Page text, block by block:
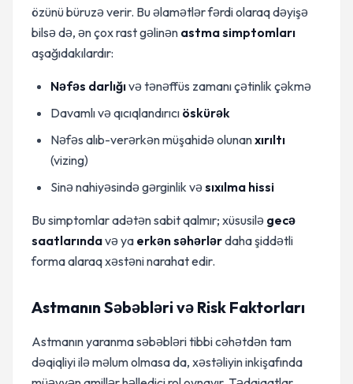
özünü büruzə verir. Bu əlamətlər fərdi olaraq dəyişə
bilsə də, ən çox rast gəlinən astma simptomları
aşağıdakılardır:
Nəfəs darlığıvə tənəffüs zamanı çətinlik çəkmə
Davamlı və qıcıqlandırıcı öskürək
Nəfəs alıb-verərkən müşahidə olunanxırıltı
(vizing)
Sinə nahiyəsində gərginlik vəsıxılma hissi
Bu simptomlar adətən sabit qalmır; xüsusilə gecə
saatlarındavə ya erkən səhərlərdaha şiddətli
forma alaraq xəstəni narahat edir.
Astmanın Səbəbləri və Risk Faktorları
Astmanın yaranma səbəbləri tibbi cəhətdən tam
dəqiqliyi ilə məlum olmasa da, xəstəliyin inkişafında